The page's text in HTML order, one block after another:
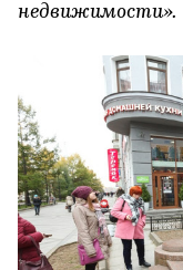
недвижимости».